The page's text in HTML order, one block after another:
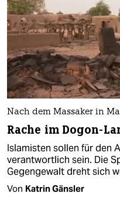
Nach dem Massaker in
Rache im Dogon-
Islamisten sollen für den
verantwortlich sein. Die
Gegengewalt dreht sich
Von Katrin Gänsler